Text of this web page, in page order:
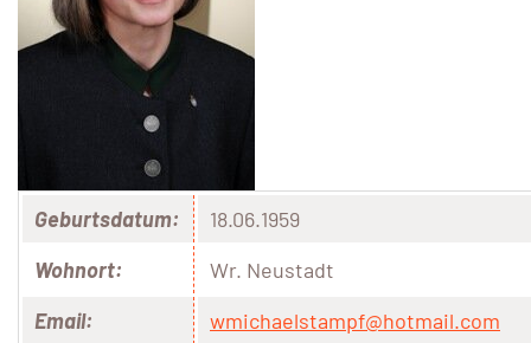
Geburtsdatum:
18.06.1959
Wohnort:
Wr. Neustadt
Email:
wmichaelstampf@hotmail.com